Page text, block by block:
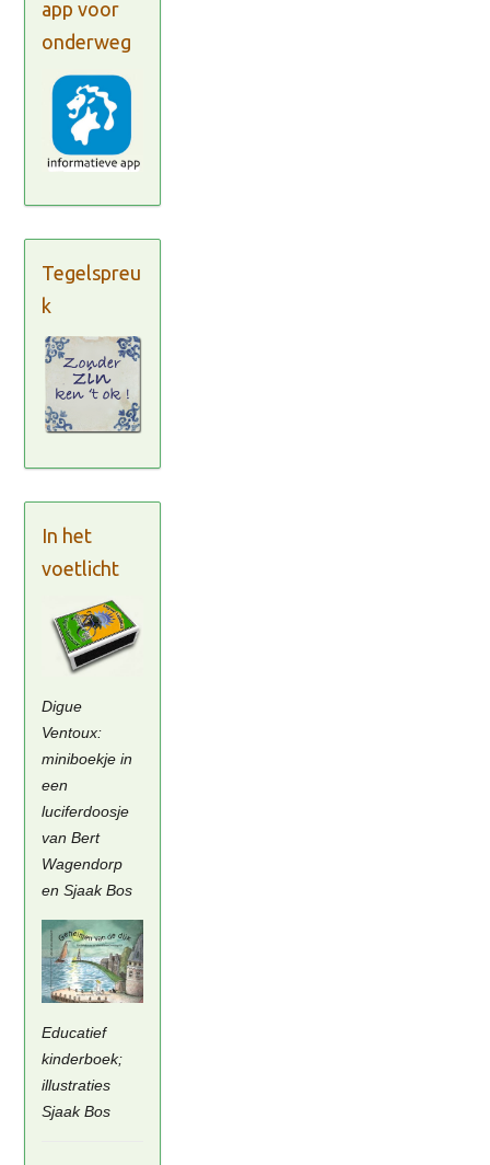
app voor
onderweg
Tegelspreu
k
In het
voetlicht
Digue
Ventoux:
miniboekje in
een
luciferdoosje
van Bert
Wagendorp
en Sjaak Bos
Educatief
kinderboek;
illustraties
Sjaak Bos